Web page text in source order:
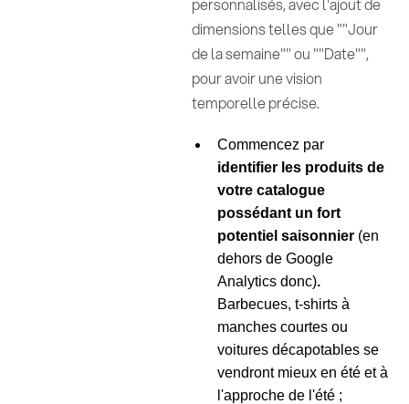
dimensions telles que ""Jour
de la semaine"" ou ""Date"",
pour avoir une vision
temporelle précise.
Commencez par
identifier les produits de
votre catalogue
possédant un fort
potentiel saisonnier (en
dehors de Google
Analytics donc).
Barbecues, t-shirts à
manches courtes ou
voitures décapotables se
vendront mieux en été et à
l'approche de l'été ;